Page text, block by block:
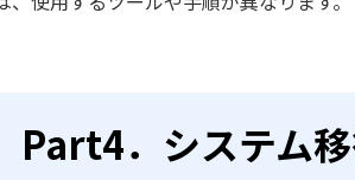
Part4．システム